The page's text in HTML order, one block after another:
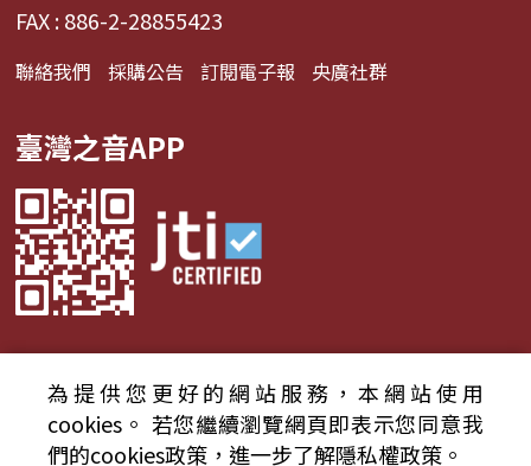
FAX : 886-2-28855423
聯絡我們 採購公告 訂閱電子報 央廣社群
臺灣之音APP
© 2024財團法人中央廣播電臺 版權所有
資通安全政策聲明
服務條款 隱私權條款
為提供您更好的網站服務，本網站使用
cookies。 若您繼續瀏覽網頁即表示您同意我
們的cookies政策，進一步了解隱私權政策。